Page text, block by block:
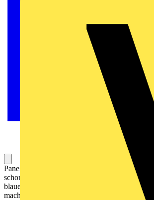
Panel und Stehleuchten kennen Sie zur
schon einmal durch die Zimmerdecke ohne
blauen Himmel geschaut? Unser neues
macht’s möglich!